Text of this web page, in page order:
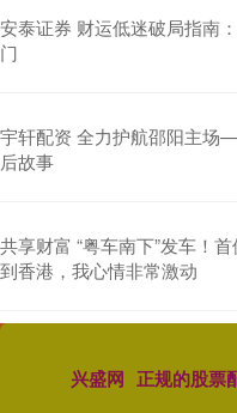
安泰证券 财运低迷破局指南
门
宇轩配资 全力护航邵阳主场
后故事
共享财富 “粤车南下”发车！
到香港，我心情非常激动
兴盛网 正规的股票